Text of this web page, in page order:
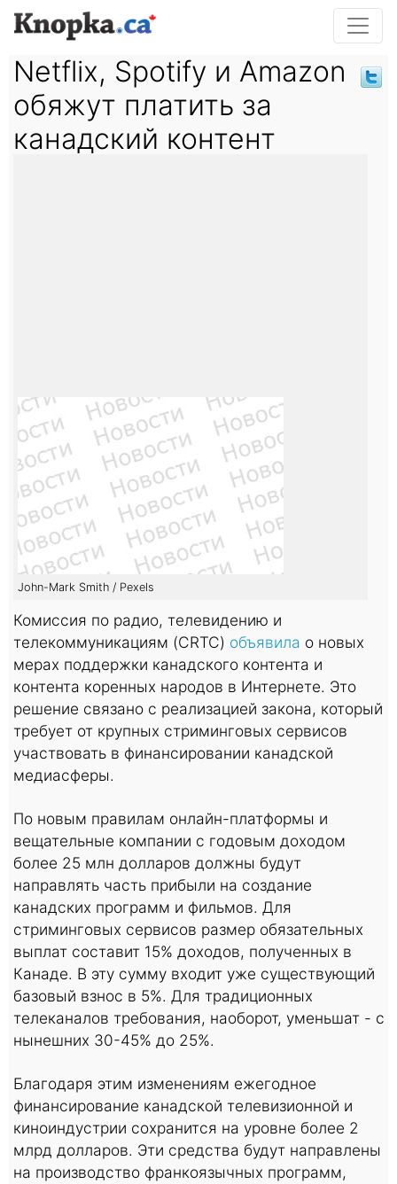
Netflix, Spotify и Amazon
обяжут платить за
канадский контент
John-Mark Smith / Pexels
Комиссия по радио, телевидению и
телекоммуникациям (CRTC) объявила о новых
мерах поддержки канадского контента и
контента коренных народов в Интернете. Это
решение связано с реализацией закона, который
требует от крупных стриминговых сервисов
участвовать в финансировании канадской
медиасферы.
По новым правилам онлайн-платформы и
вещательные компании с годовым доходом
более 25 млн долларов должны будут
направлять часть прибыли на создание
канадских программ и фильмов. Для
стриминговых сервисов размер обязательных
выплат составит 15% доходов, полученных в
Канаде. В эту сумму входит уже существующий
базовый взнос в 5%. Для традиционных
телеканалов требования, наоборот, уменьшат - с
нынешних 30-45% до 25%.
Благодаря этим изменениям ежегодное
финансирование канадской телевизионной и
киноиндустрии сохранится на уровне более 2
млрд долларов. Эти средства будут направлены
на производство франкоязычных программ,